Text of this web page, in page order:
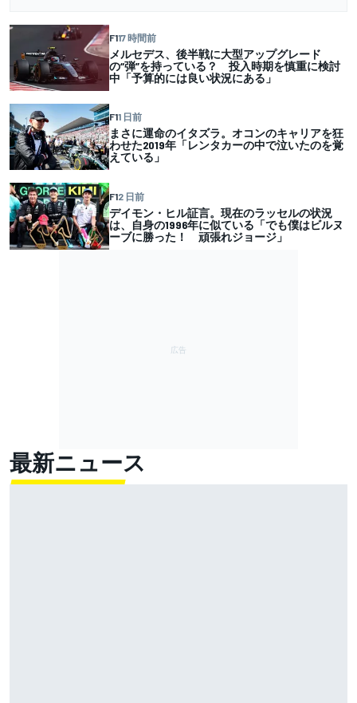
F117 時間前
メルセデス、後半戦に大型アップグレード
の“弾”を持っている？ 投入時期を慎重に検討
中「予算的には良い状況にある」
F11 日前
まさに運命のイタズラ。オコンのキャリアを狂
わせた2019年「レンタカーの中で泣いたのを覚
えている」
F12 日前
デイモン・ヒル証言。現在のラッセルの状況
は、自身の1996年に似ている「でも僕はビルヌ
ーブに勝った！ 頑張れジョージ」
最新ニュース